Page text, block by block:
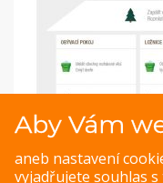
Infografika: Jak
Aby Vám
aneb nastavení
vyjadřujete souhlas